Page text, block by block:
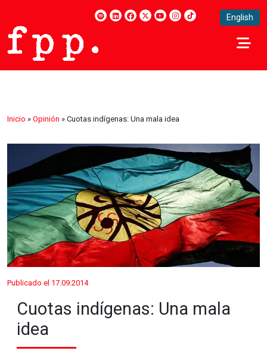
English
Inicio » Opinión » Cuotas indígenas: Una mala idea
Publicado el 17.09.2014
Cuotas indígenas: Una mala
idea